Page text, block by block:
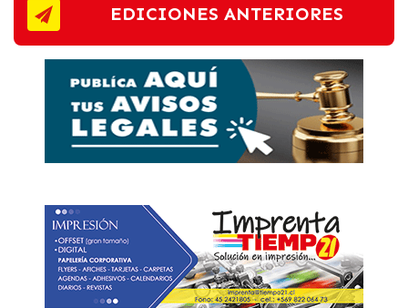
EDICIONES ANTERIORES